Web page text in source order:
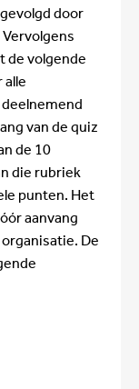
door
de volgende
van de quiz
de 10
die rubriek
punten. Het
aanvang
De